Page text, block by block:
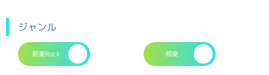
ジャンル
邦楽Rock 邦楽